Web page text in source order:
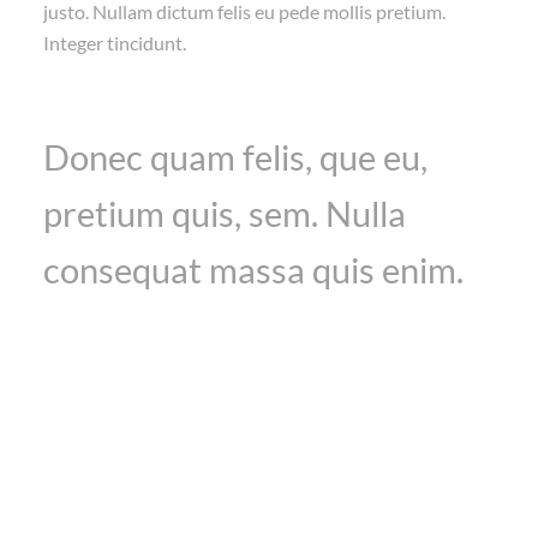
justo. Nullam dictum felis eu pede mollis pretium.
Integer tincidunt.
Donec quam felis, que eu,
pretium quis, sem. Nulla
consequat massa quis enim.